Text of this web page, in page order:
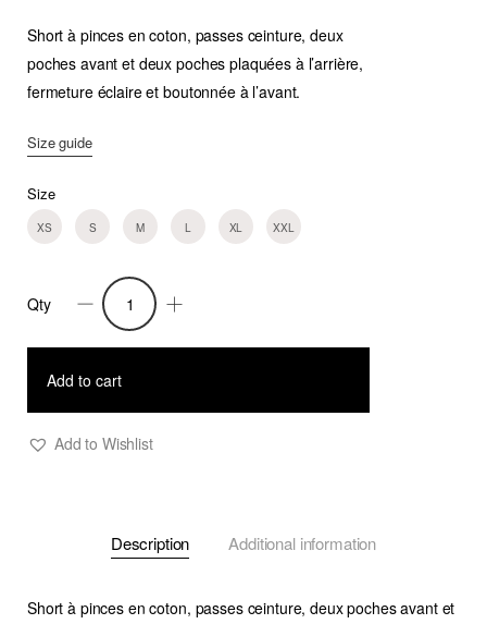
was:
165.00 €.
is:
115.50 €.
Short à pinces en coton, passes ceinture, deux
poches avant et deux poches plaquées à l’arrière,
fermeture éclaire et boutonnée à l’avant.
Size guide
Size
XS S M L XL XXL
Short
Aris
Qty
Add to cart
Add to Wishlist
Description Additional information
Short à pinces en coton, passes ceinture, deux poches avant et